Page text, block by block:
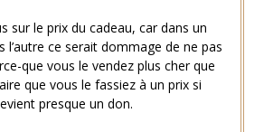
sur le prix du cadeau, car dans un
l’autre ce serait dommage de ne pas
que vous le vendez plus cher que
que vous le fassiez à un prix si
presque un don.